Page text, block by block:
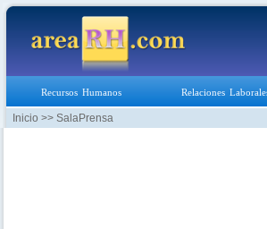
Recursos Humanos Relaciones
Inicio >> SalaPrensa